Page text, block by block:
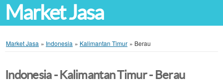
Market Jasa
Market Jasa » Indonesia » Kalimantan Timur » Berau
Indonesia - Kalimantan Timur - Berau